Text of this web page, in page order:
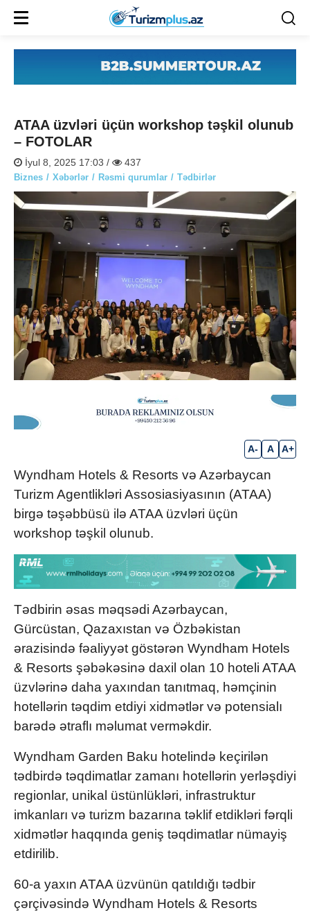
ATAA üzvləri üçün workshop təşkil olunub
– FOTOLAR
İyul 8, 2025 17:03 / 437
Biznes Xəbərlər Rəsmi qurumlar Tədbirlər
A- A A+
Wyndham Hotels & Resorts və Azərbaycan
Turizm Agentlikləri Assosiasiyasının (ATAA)
birgə təşəbbüsü ilə ATAA üzvləri üçün
workshop təşkil olunub.
Tədbirin əsas məqsədi Azərbaycan,
Gürcüstan, Qazaxıstan və Özbəkistan
ərazisində fəaliyyət göstərən Wyndham Hotels
& Resorts şəbəkəsinə daxil olan 10 hoteli ATAA
üzvlərinə daha yaxından tanıtmaq, həmçinin
hotellərin təqdim etdiyi xidmətlər və potensialı
barədə ətraflı məlumat verməkdir.
Wyndham Garden Baku hotelində keçirilən
tədbirdə təqdimatlar zamanı hotellərin yerləşdiyi
regionlar, unikal üstünlükləri, infrastruktur
imkanları və turizm bazarına təklif etdikləri fərqli
xidmətlər haqqında geniş təqdimatlar nümayiş
etdirilib.
60-a yaxın ATAA üzvünün qatıldığı tədbir
çərçivəsində Wyndham Hotels & Resorts